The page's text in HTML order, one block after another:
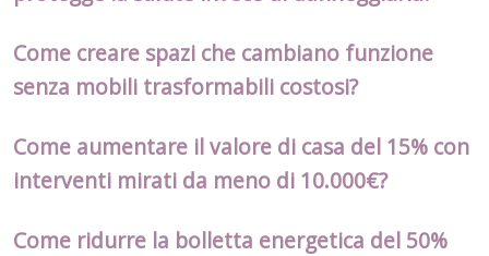
Come creare spazi che cambiano funzione
senza mobili trasformabili costosi?
Come aumentare il valore di casa del 15% con
interventi mirati da meno di 10.000€?
Come ridurre la bolletta energetica del 50%